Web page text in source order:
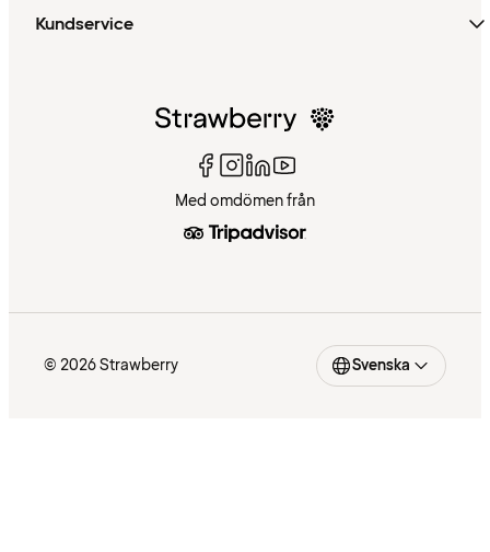
Kundservice
Med omdömen från
© 2026 Strawberry Svenska